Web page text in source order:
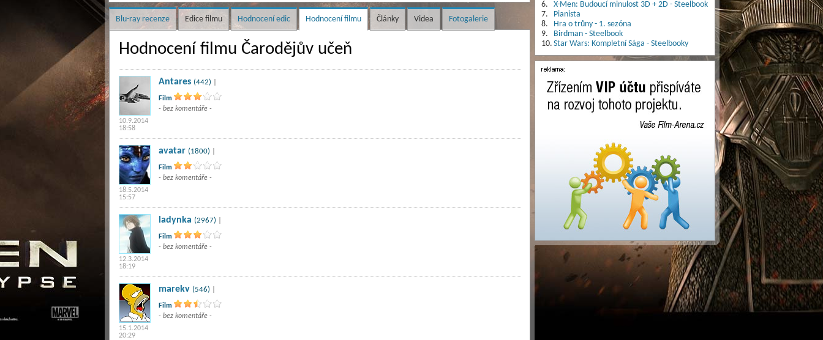
Blu-ray recenze Edice filmu Hodnocení edic Hodnocení filmu Články Videa Fotogalerie
Hodnocení filmu Čarodějův učeň
10.9.2014
18:58
Antares (442)
Film
- bez komentáře -
18.5.2014
15:57
avatar (1800)
Film
- bez komentáře -
12.3.2014
18:19
ladynka (2967)
Film
- bez komentáře -
15.1.2014
20:29
marekv (546)
Film
- bez komentáře -
6.
X-Men: Budoucí minulost 3D + 2D - Steelbook
7.
Pianista
8.
Hra o trůny - 1. sezóna
9.
Birdman - Steelbook
10. Star Wars: Kompletní Sága - Steelbooky